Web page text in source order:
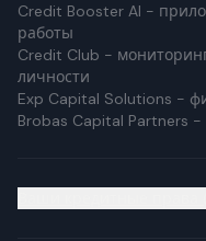
Credit Booster AI -
работы
Credit Club -
личности
Exp Capital Solutions -
Brobas Capital Partners